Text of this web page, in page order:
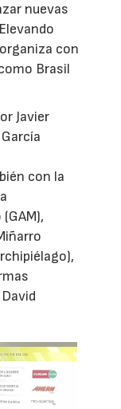
nuevas
con
Brasil
Javier
con la